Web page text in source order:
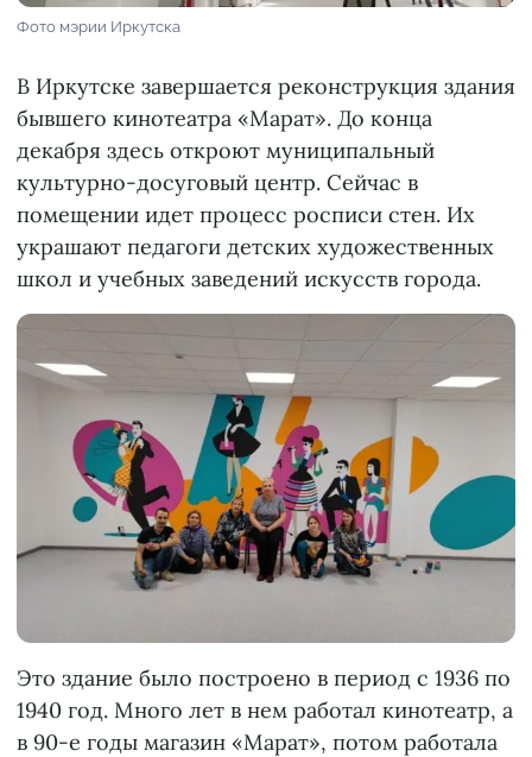
Фото мэрии Иркутска
В Иркутске завершается реконструкция здания
бывшего кинотеатра «Марат». До конца
декабря здесь откроют муниципальный
культурно-досуговый центр. Сейчас в
помещении идет процесс росписи стен. Их
украшают педагоги детских художественных
школ и учебных заведений искусств города.
Это здание было построено в период с 1936 по
1940 год. Много лет в нем работал кинотеатр, а
в 90-е годы магазин «Марат», потом работала